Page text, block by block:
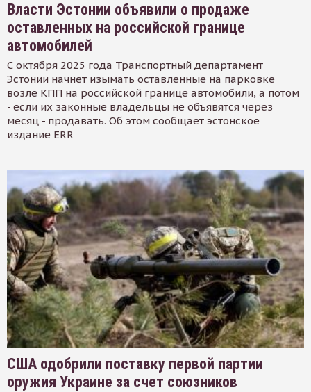
Власти Эстонии объявили о продаже
оставленных на российской границе
автомобилей
С октября 2025 года Транспортный департамент
Эстонии начнет изымать оставленные на парковке
возле КПП на российской границе автомобили, а потом
- если их законные владельцы не объявятся через
месяц - продавать. Об этом сообщает эстонское
издание ERR
США одобрили поставку первой партии
оружия Украине за счет союзников